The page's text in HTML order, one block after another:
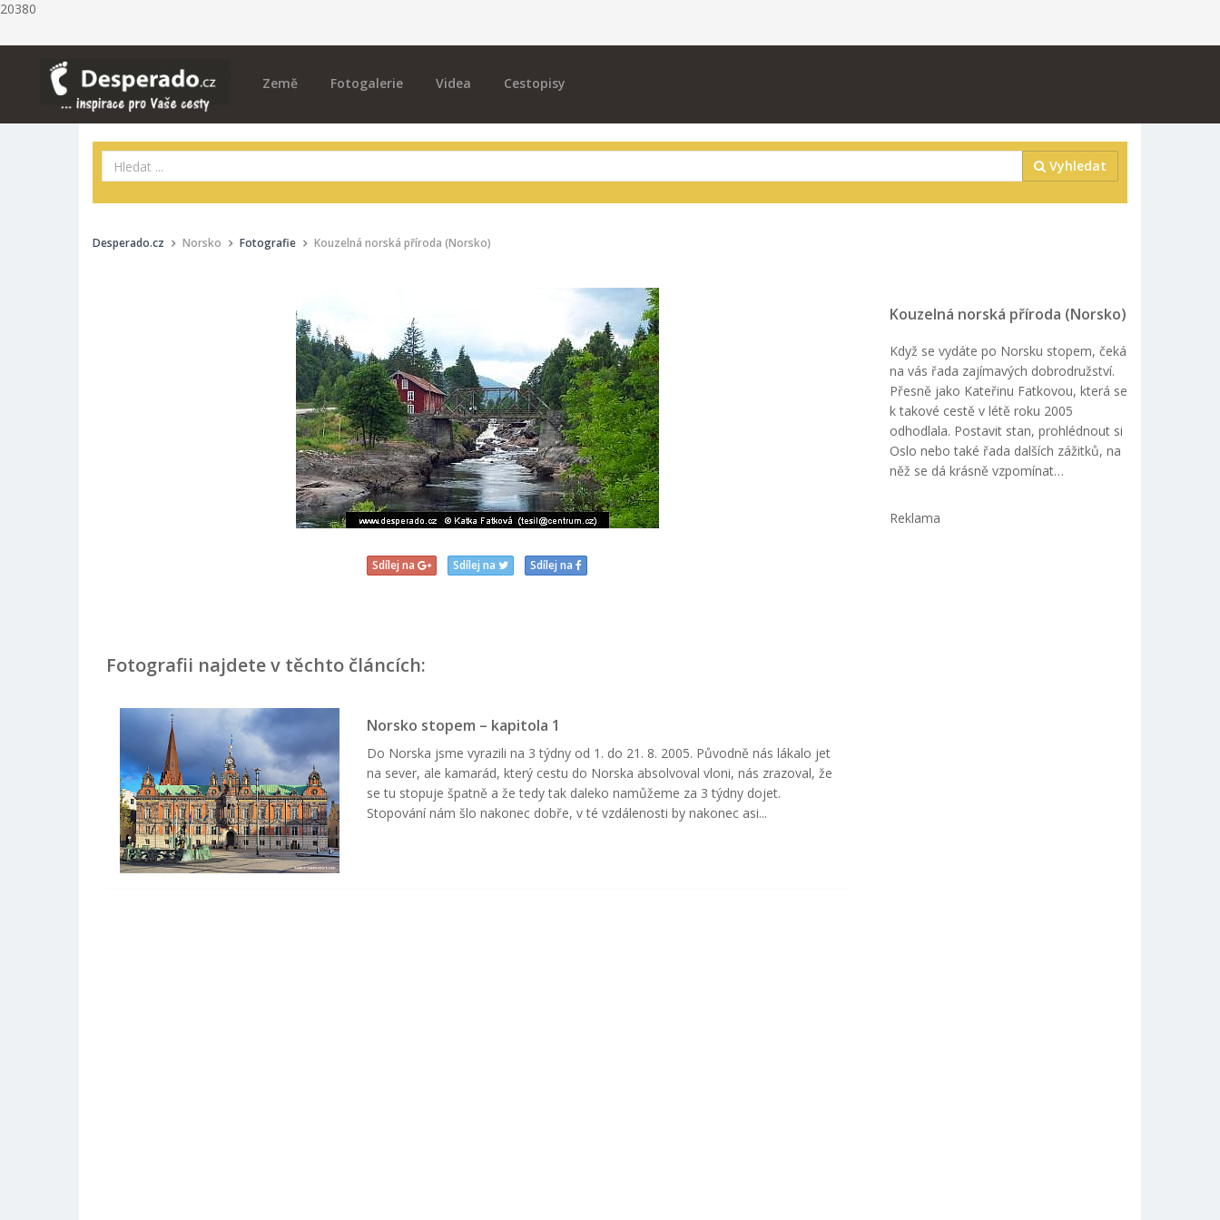
20380
Země Fotogalerie Videa Cestopisy
Vyhledat
Desperado.cz Norsko Fotografie Kouzelná norská příroda (Norsko)
Sdílej na Sdílej na Sdílej na
Fotografii najdete v těchto článcích:
Norsko stopem – kapitola 1
Do Norska jsme vyrazili na 3 týdny od 1. do 21. 8. 2005. Původně nás lákalo jet
na sever, ale kamarád, který cestu do Norska absolvoval vloni, nás zrazoval, že
se tu stopuje špatně a že tedy tak daleko namůžeme za 3 týdny dojet.
Stopování nám šlo nakonec dobře, v té vzdálenosti by nakonec asi...
Kouzelná norská příroda (Norsko)
Když se vydáte po Norsku stopem, čeká
na vás řada zajímavých dobrodružství.
Přesně jako Kateřinu Fatkovou, která se
k takové cestě v létě roku 2005
odhodlala. Postavit stan, prohlédnout si
Oslo nebo také řada dalších zážitků, na
něž se dá krásně vzpomínat…
Reklama